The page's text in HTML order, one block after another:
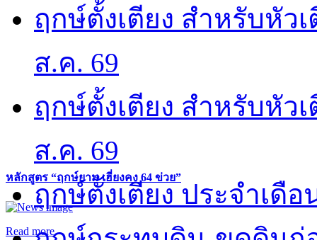
หลักสูตร “ฤกษ์ยาม เฮี่ยงคง 64 ข่วย”
Read more
ฤกษ์ตั้งเตียง สำหรับหัว
ส.ค. 69
ฤกษ์ตั้งเตียง สำหรับหัว
ส.ค. 69
ฤกษ์ตั้งเตียง ประจำเดือ